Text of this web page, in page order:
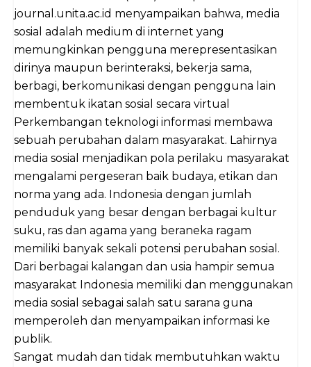
journal.unita.ac.id menyampaikan bahwa, media
sosial adalah medium di internet yang
memungkinkan pengguna merepresentasikan
dirinya maupun berinteraksi, bekerja sama,
berbagi, berkomunikasi dengan pengguna lain
membentuk ikatan sosial secara virtual
Perkembangan teknologi informasi membawa
sebuah perubahan dalam masyarakat. Lahirnya
media sosial menjadikan pola perilaku masyarakat
mengalami pergeseran baik budaya, etikan dan
norma yang ada. Indonesia dengan jumlah
penduduk yang besar dengan berbagai kultur
suku, ras dan agama yang beraneka ragam
memiliki banyak sekali potensi perubahan sosial.
Dari berbagai kalangan dan usia hampir semua
masyarakat Indonesia memiliki dan menggunakan
media sosial sebagai salah satu sarana guna
memperoleh dan menyampaikan informasi ke
publik.
Sangat mudah dan tidak membutuhkan waktu